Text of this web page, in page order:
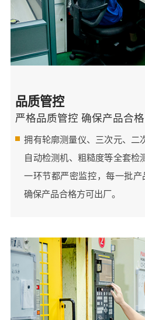
品质管控
严格品质管控 确保产品合
拥有轮廓测量仪、三次元、二
自动检测机、粗糙度等全套检
一环节都严密监控，每一批产
确保产品合格方可出厂。